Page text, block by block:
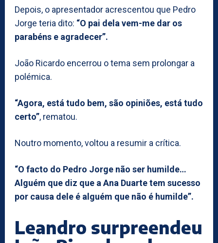
Depois, o apresentador acrescentou que Pedro
Jorge teria dito: “O pai dela vem-me dar os
parabéns e agradecer”.
João Ricardo encerrou o tema sem prolongar a
polémica.
“Agora, está tudo bem, são opiniões, está tudo
certo”, rematou.
Noutro momento, voltou a resumir a crítica.
“O facto do Pedro Jorge não ser humilde…
Alguém que diz que a Ana Duarte tem sucesso
por causa dele é alguém que não é humilde”.
Leandro surpreendeu